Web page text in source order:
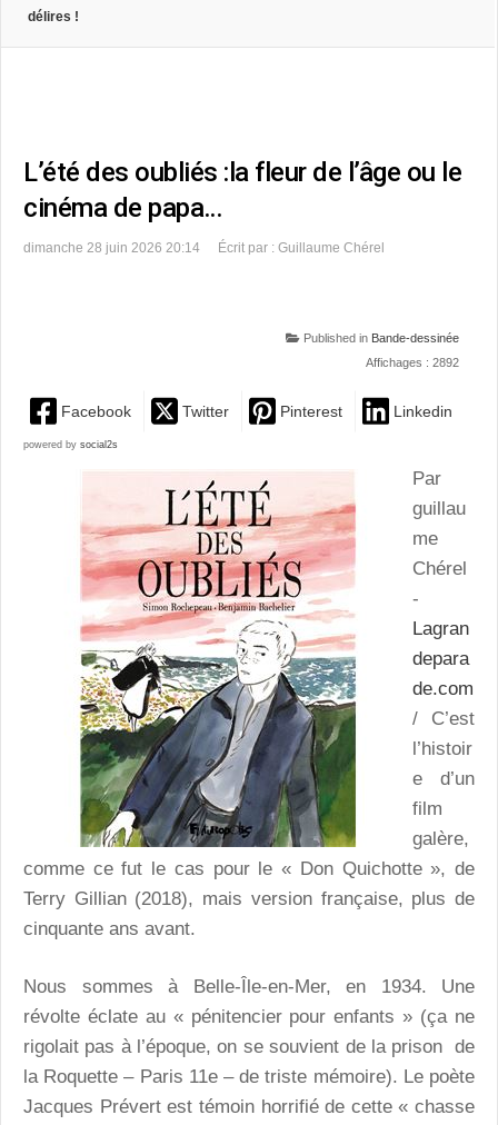
délires !
L’été des oubliés :la fleur de l’âge ou le
cinéma de papa…
dimanche 28 juin 2026 20:14 Écrit par : Guillaume Chérel
Published in Bande-dessinée
Affichages : 2892
Facebook Twitter Pinterest Linkedin
powered by social2s
Par
guillau
me
Chérel
-
Lagran
depara
de.com
/ C’est
l’histoir
e d’un
film
galère,
comme ce fut le cas pour le « Don Quichotte », de
Terry Gillian (2018), mais version française, plus de
cinquante ans avant.
Nous sommes à Belle-Île-en-Mer, en 1934. Une
révolte éclate au « pénitencier pour enfants » (ça ne
rigolait pas à l’époque, on se souvient de la prison de
la Roquette – Paris 11e – de triste mémoire). Le poète
Jacques Prévert est témoin horrifié de cette « chasse